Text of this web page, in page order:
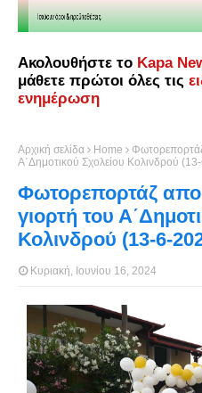
Ακολουθήστε το Kapa
μάθετε πρώτοι όλες τις
ενημέρωση
Αρχική σελίδα Home
Α΄Δημοτικού Σχολείου Κολινδρού
Φωτορεπορτάζ απο
γιορτή του
Κολινδρού (13-6-
Κυριακή, Ιουνίου 16, 2024